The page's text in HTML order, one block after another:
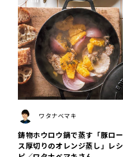
ワタナベマキ
鋳物ホウロウ鍋で蒸す「豚ロー
ス厚切りのオレンジ蒸し」レシ